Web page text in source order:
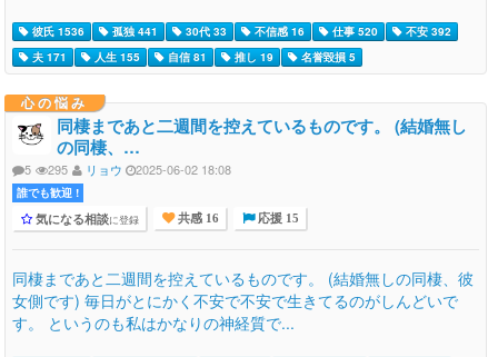
彼氏 1536 孤独 441 30代 33 不信感 16 仕事 520
不安 392
夫 171
人生 155 自信 81 推し 19 名誉毀損 5
心の悩み
同棲まであと二週間を控えているものです。 (結婚無し
の同棲、…
5 295 リョウ 2025-06-02 18:08
誰でも歓迎 !
気になる相談に登録 共感 16 応援 15
同棲まであと二週間を控えているものです。 (結婚無しの同棲、彼
女側です) 毎日がとにかく不安で不安で生きてるのがしんどいで
す。 というのも私はかなりの神経質で...